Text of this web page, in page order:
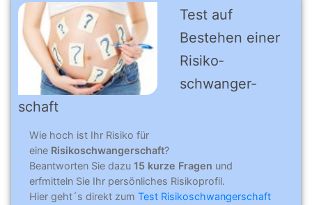
Test auf
Bestehen einer
Risiko­
schwanger­
schaft
Wie hoch ist Ihr Risiko für
eine Risikoschwangerschaft?
Beantworten Sie dazu 15 kurze Fragen und
erfmitteln Sie Ihr persönliches Risikoprofil.
Hier geht´s direkt zum Test Risikoschwangerschaft